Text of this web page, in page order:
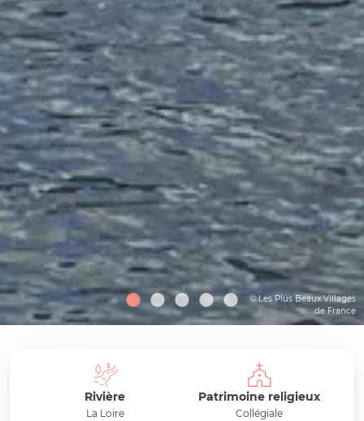
© Les Plus Beaux Villages
de France
Rivière
La Loire
Patrimoine religieux
Collégiale